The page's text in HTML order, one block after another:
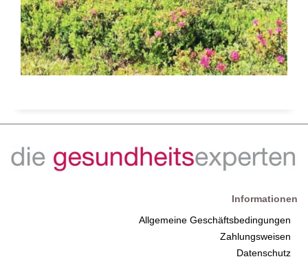
Informationen
Allgemeine Geschäftsbedingungen
Zahlungsweisen
Datenschutz